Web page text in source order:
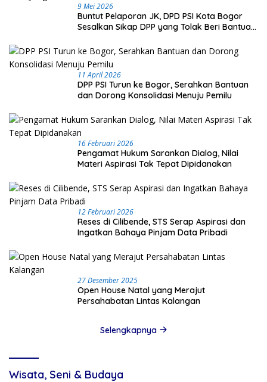
9 Mei 2026
Buntut Pelaporan JK, DPD PSI Kota Bogor
Sesalkan Sikap DPP yang Tolak Beri Bantuan
11 April 2026
DPP PSI Turun ke Bogor, Serahkan Bantuan
dan Dorong Konsolidasi Menuju Pemilu
16 Februari 2026
Pengamat Hukum Sarankan Dialog, Nilai
Materi Aspirasi Tak Tepat Dipidanakan
12 Februari 2026
Reses di Cilibende, STS Serap Aspirasi dan
Ingatkan Bahaya Pinjam Data Pribadi
27 Desember 2025
Open House Natal yang Merajut
Persahabatan Lintas Kalangan
Selengkapnya
Wisata, Seni & Budaya